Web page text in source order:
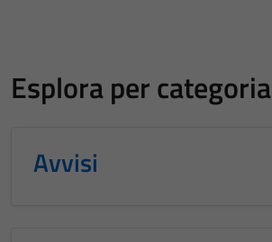
Esplora per categoria
Avvisi